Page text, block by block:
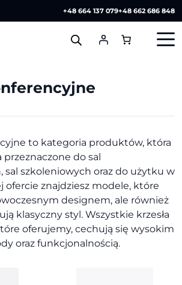
+48 664 137 079+48 662 686 848
to kategoria produktów, która
przeznaczone do sal
sal szkoleniowych oraz do użytku w
ofercie znajdziesz modele, które
designem, ale również
klasyczny styl. Wszystkie krzesła
oferujemy, cechują się wysokim
oraz funkcjonalnością.